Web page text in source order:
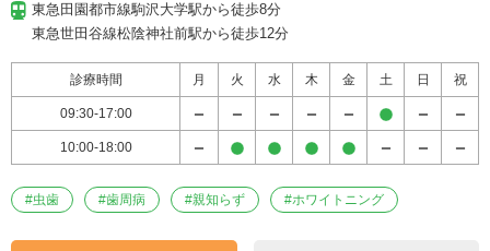
東急田園都市線駒沢大学駅から徒歩8分
東急世田谷線松陰神社前駅から徒歩12分
診療時間 月 火 水 木 金 土 日 祝
09:30-17:00
10:00-18:00
#虫歯 #歯周病 #親知らず #ホワイトニング